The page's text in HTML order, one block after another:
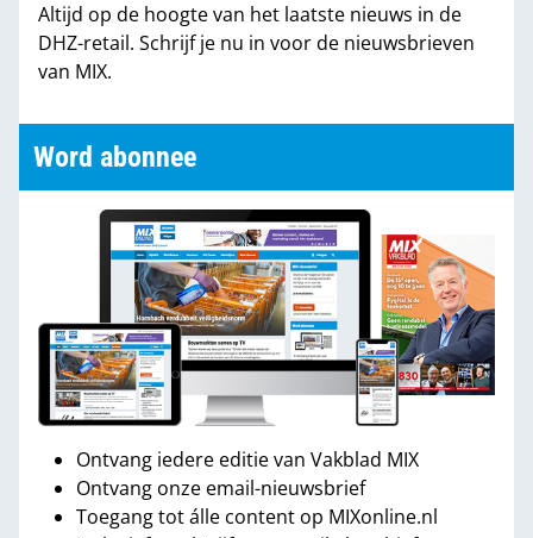
Altijd op de hoogte van het laatste nieuws in de
DHZ-retail. Schrijf je nu in voor de nieuwsbrieven
van MIX.
Word abonnee
Ontvang iedere editie van Vakblad MIX
Ontvang onze email-nieuwsbrief
Toegang tot álle content op MIXonline.nl